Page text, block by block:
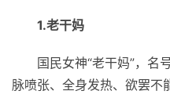
1.老干妈
国民女神“老干妈”，名
脉喷张、全身发热、欲罢不